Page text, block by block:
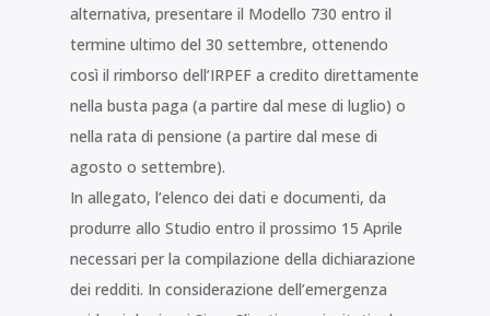
alternativa, presentare il Modello 730 entro il
termine ultimo del 30 settembre, ottenendo
così il rimborso dell’IRPEF a credito direttamente
nella busta paga (a partire dal mese di luglio) o
nella rata di pensione (a partire dal mese di
agosto o settembre).
In allegato, l’elenco dei dati e documenti, da
produrre allo Studio entro il prossimo 15 Aprile
necessari per la compilazione della dichiarazione
dei redditi. In considerazione dell’emergenza